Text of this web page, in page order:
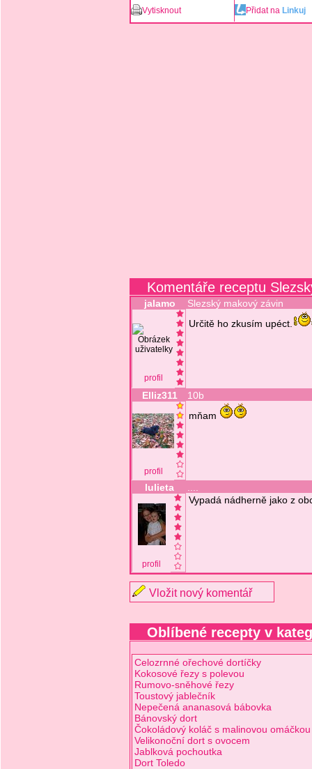
Vytisknout Přidat na Linkuj
Komentáře receptu
jalamo Slezský makový závin
profil
Určitě ho zkusím upéct.
Elliz311 10b
profil
mňam
lulieta
profil
Vypadá nádherně jako z
Vložit nový komentář
Oblíbené recepty v
Celozrnné ořechové dortíčky
Kokosové řezy s polevou
Rumovo-sněhové řezy
Toustový jablečník
Nepečená ananasová bábovka
Bánovský dort
Čokoládový koláč s malinovou omáčkou
Velikonoční dort s ovocem
Jablková pochoutka
Dort Toledo